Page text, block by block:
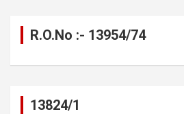
R.O.No :- 13954/74
13824/1